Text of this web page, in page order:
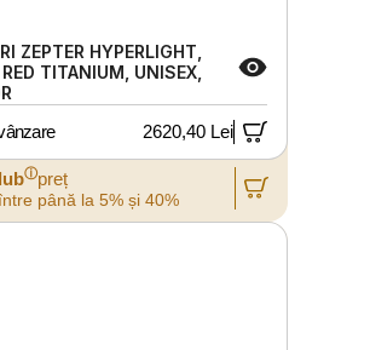
ZEPTER HYPERLIGHT,
TITANIUM, UNISEX,
2620,40 Lei
ⓘpreț
până la 5% și 40%